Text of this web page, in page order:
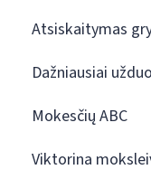
Atsiskaitymas
Dažniausiai
Mokesčių ABC
Viktorina